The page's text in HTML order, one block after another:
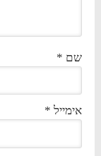
שם *
אימייל *